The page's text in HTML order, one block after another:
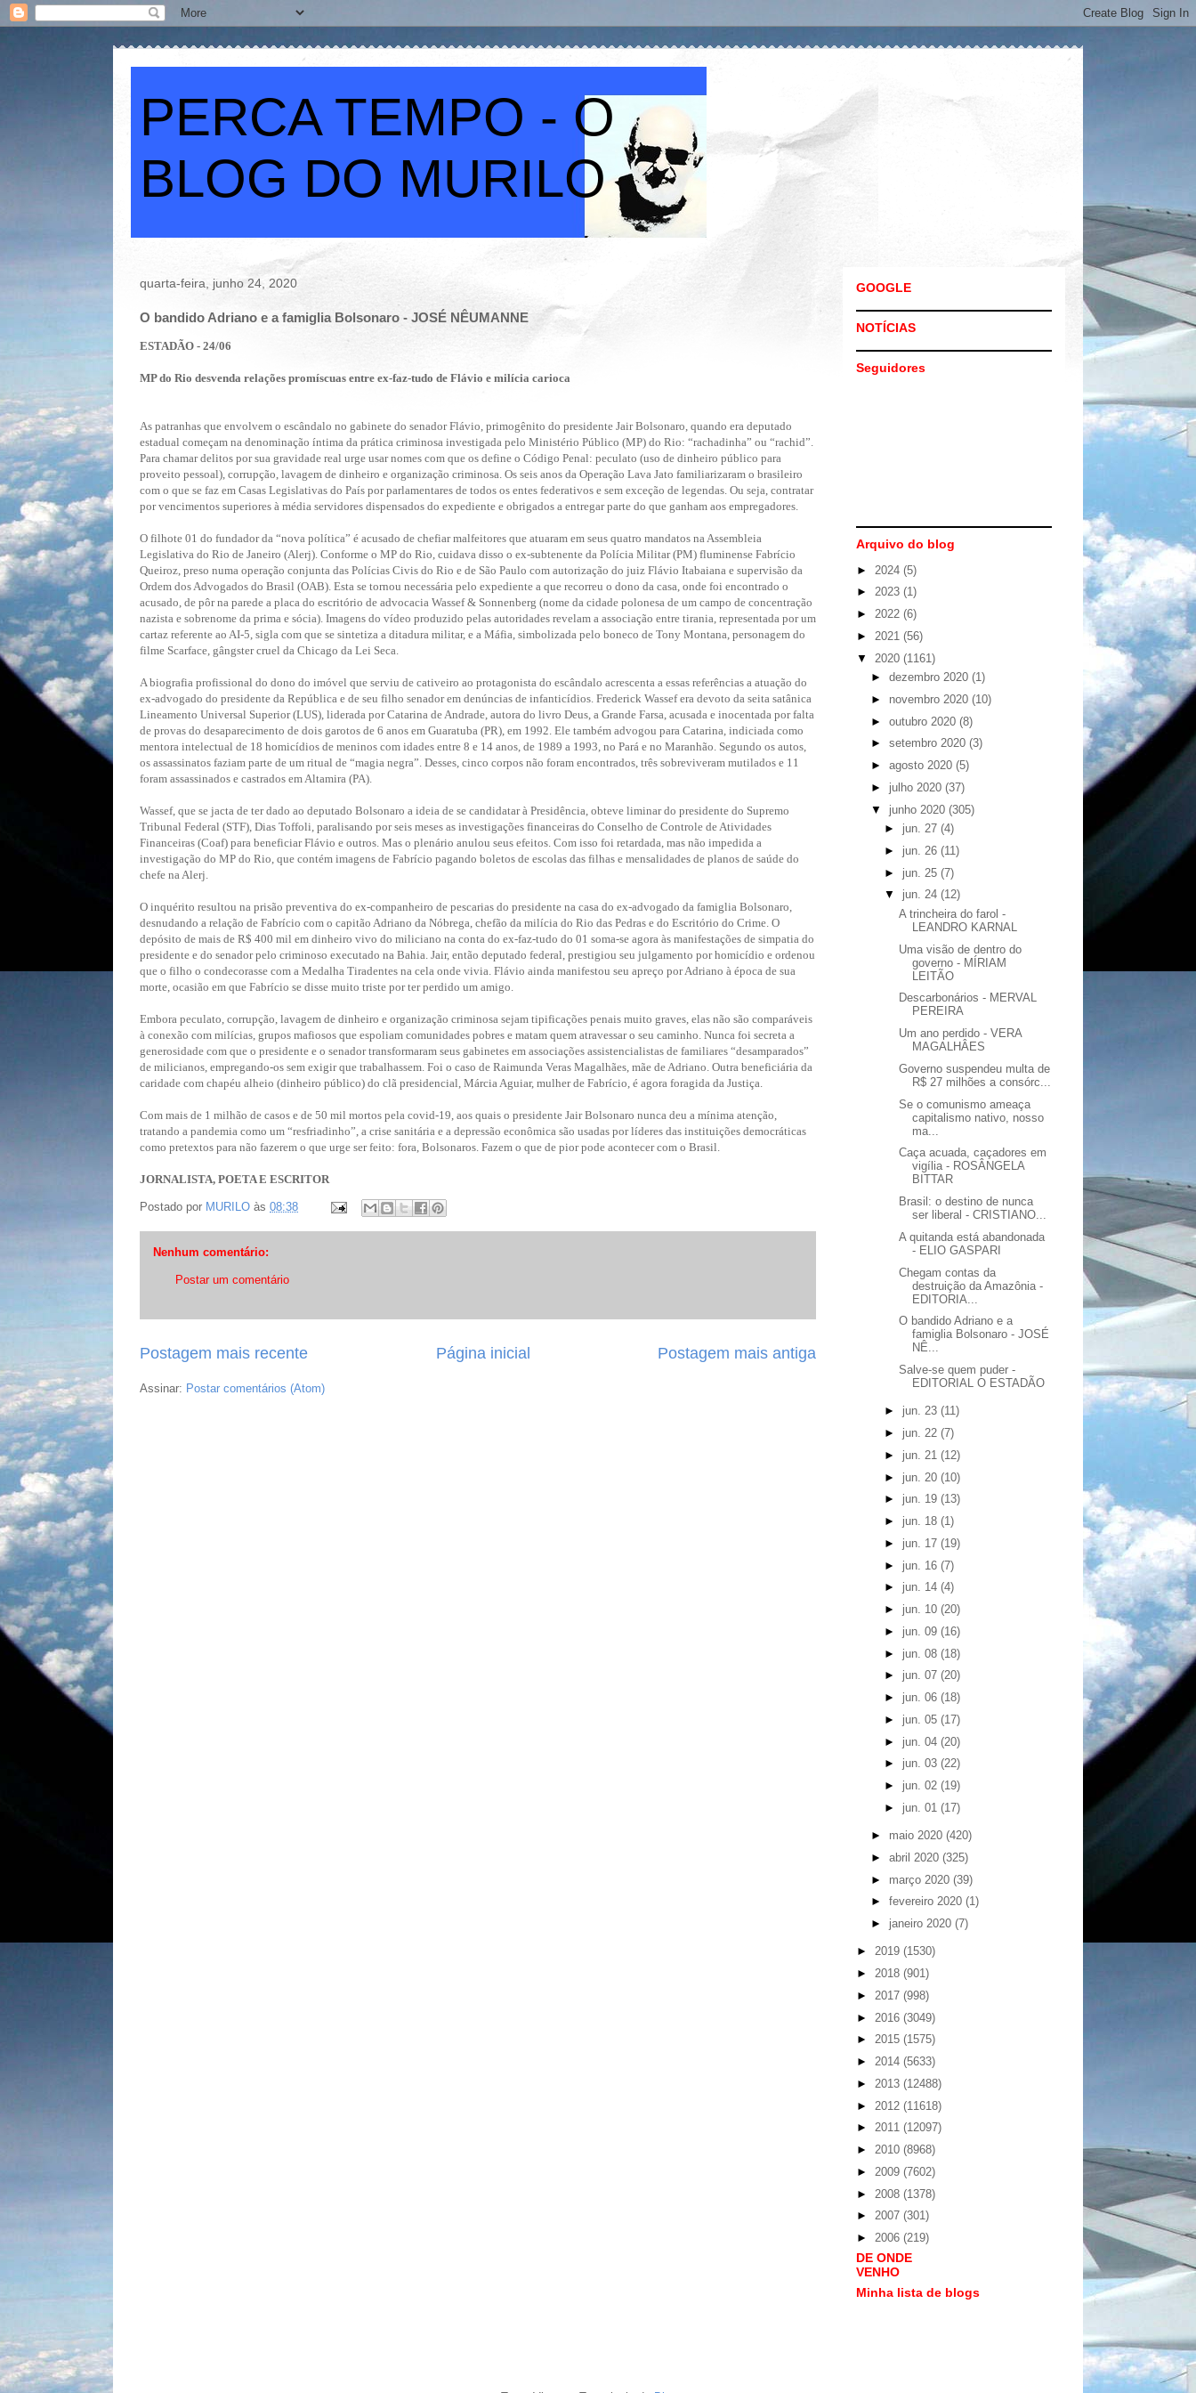
PERCA TEMPO - O
BLOG DO MURILO
quarta-feira, junho 24, 2020
O bandido Adriano e a famiglia Bolsonaro - JOSÉ NÊUMANNE
ESTADÃO - 24/06
MP do Rio desvenda relações promíscuas entre ex-faz-tudo de Flávio e milícia carioca
As patranhas que envolvem o escândalo no gabinete do senador Flávio, primogênito do presidente Jair Bolsonaro, quando era deputado
estadual começam na denominação íntima da prática criminosa investigada pelo Ministério Público (MP) do Rio: “rachadinha” ou “rachid”.
Para chamar delitos por sua gravidade real urge usar nomes com que os define o Código Penal: peculato (uso de dinheiro público para
proveito pessoal), corrupção, lavagem de dinheiro e organização criminosa. Os seis anos da Operação Lava Jato familiarizaram o brasileiro
com o que se faz em Casas Legislativas do País por parlamentares de todos os entes federativos e sem exceção de legendas. Ou seja, contratar
por vencimentos superiores à média servidores dispensados do expediente e obrigados a entregar parte do que ganham aos empregadores.
O filhote 01 do fundador da “nova política” é acusado de chefiar malfeitores que atuaram em seus quatro mandatos na Assembleia
Legislativa do Rio de Janeiro (Alerj). Conforme o MP do Rio, cuidava disso o ex-subtenente da Polícia Militar (PM) fluminense Fabrício
Queiroz, preso numa operação conjunta das Polícias Civis do Rio e de São Paulo com autorização do juiz Flávio Itabaiana e supervisão da
Ordem dos Advogados do Brasil (OAB). Esta se tornou necessária pelo expediente a que recorreu o dono da casa, onde foi encontrado o
acusado, de pôr na parede a placa do escritório de advocacia Wassef & Sonnenberg (nome da cidade polonesa de um campo de concentração
nazista e sobrenome da prima e sócia). Imagens do vídeo produzido pelas autoridades revelam a associação entre tirania, representada por um
cartaz referente ao AI-5, sigla com que se sintetiza a ditadura militar, e a Máfia, simbolizada pelo boneco de Tony Montana, personagem do
filme Scarface, gângster cruel da Chicago da Lei Seca.
A biografia profissional do dono do imóvel que serviu de cativeiro ao protagonista do escândalo acrescenta a essas referências a atuação do
ex-advogado do presidente da República e de seu filho senador em denúncias de infanticídios. Frederick Wassef era devoto da seita satânica
Lineamento Universal Superior (LUS), liderada por Catarina de Andrade, autora do livro Deus, a Grande Farsa, acusada e inocentada por falta
de provas do desaparecimento de dois garotos de 6 anos em Guaratuba (PR), em 1992. Ele também advogou para Catarina, indiciada como
mentora intelectual de 18 homicídios de meninos com idades entre 8 e 14 anos, de 1989 a 1993, no Pará e no Maranhão. Segundo os autos,
os assassinatos faziam parte de um ritual de “magia negra”. Desses, cinco corpos não foram encontrados, três sobreviveram mutilados e 11
foram assassinados e castrados em Altamira (PA).
Wassef, que se jacta de ter dado ao deputado Bolsonaro a ideia de se candidatar à Presidência, obteve liminar do presidente do Supremo
Tribunal Federal (STF), Dias Toffoli, paralisando por seis meses as investigações financeiras do Conselho de Controle de Atividades
Financeiras (Coaf) para beneficiar Flávio e outros. Mas o plenário anulou seus efeitos. Com isso foi retardada, mas não impedida a
investigação do MP do Rio, que contém imagens de Fabrício pagando boletos de escolas das filhas e mensalidades de planos de saúde do
chefe na Alerj.
O inquérito resultou na prisão preventiva do ex-companheiro de pescarias do presidente na casa do ex-advogado da famiglia Bolsonaro,
desnudando a relação de Fabrício com o capitão Adriano da Nóbrega, chefão da milícia do Rio das Pedras e do Escritório do Crime. O
depósito de mais de R$ 400 mil em dinheiro vivo do miliciano na conta do ex-faz-tudo do 01 soma-se agora às manifestações de simpatia do
presidente e do senador pelo criminoso executado na Bahia. Jair, então deputado federal, prestigiou seu julgamento por homicídio e ordenou
que o filho o condecorasse com a Medalha Tiradentes na cela onde vivia. Flávio ainda manifestou seu apreço por Adriano à época de sua
morte, ocasião em que Fabrício se disse muito triste por ter perdido um amigo.
Embora peculato, corrupção, lavagem de dinheiro e organização criminosa sejam tipificações penais muito graves, elas não são comparáveis
à conexão com milícias, grupos mafiosos que espoliam comunidades pobres e matam quem atravessar o seu caminho. Nunca foi secreta a
generosidade com que o presidente e o senador transformaram seus gabinetes em associações assistencialistas de familiares “desamparados”
de milicianos, empregando-os sem exigir que trabalhassem. Foi o caso de Raimunda Veras Magalhães, mãe de Adriano. Outra beneficiária da
caridade com chapéu alheio (dinheiro público) do clã presidencial, Márcia Aguiar, mulher de Fabrício, é agora foragida da Justiça.
Com mais de 1 milhão de casos e de 50 mil mortos pela covid-19, aos quais o presidente Jair Bolsonaro nunca deu a mínima atenção,
tratando a pandemia como um “resfriadinho”, a crise sanitária e a depressão econômica são usadas por líderes das instituições democráticas
como pretextos para não fazerem o que urge ser feito: fora, Bolsonaros. Fazem o que de pior pode acontecer com o Brasil.
JORNALISTA, POETA E ESCRITOR
Postado por MURILO às 08:38
Nenhum comentário:
Postar um comentário
Postagem mais recente Postagem mais antiga
Página inicial
Assinar: Postar comentários (Atom)
GOOGLE
NOTÍCIAS
Seguidores
Arquivo do blog
► 2024 (5)
► 2023 (1)
► 2022 (6)
► 2021 (56)
▼ 2020 (1161)
► dezembro 2020 (1)
► novembro 2020 (10)
► outubro 2020 (8)
► setembro 2020 (3)
► agosto 2020 (5)
► julho 2020 (37)
▼ junho 2020 (305)
► jun. 27(4)
► jun. 26(11)
► jun. 25(7)
▼ jun. 24(12)
A trincheira do farol -
LEANDRO KARNAL
Uma visão de dentro do
governo - MÍRIAM
LEITÃO
Descarbonários - MERVAL
PEREIRA
Um ano perdido - VERA
MAGALHÂES
Governo suspendeu multa de
R$ 27 milhões a consórc...
Se o comunismo ameaça
capitalismo nativo, nosso
ma...
Caça acuada, caçadores em
vigília - ROSÂNGELA
BITTAR
Brasil: o destino de nunca
ser liberal - CRISTIANO...
A quitanda está abandonada
- ELIO GASPARI
Chegam contas da
destruição da Amazônia -
EDITORIA...
O bandido Adriano e a
famiglia Bolsonaro - JOSÉ
NÊ...
Salve-se quem puder -
EDITORIAL O ESTADÃO
► jun. 23(11)
► jun. 22(7)
► jun. 21(12)
► jun. 20(10)
► jun. 19(13)
► jun. 18(1)
► jun. 17(19)
► jun. 16(7)
► jun. 14(4)
► jun. 10(20)
► jun. 09(16)
► jun. 08(18)
► jun. 07(20)
► jun. 06(18)
► jun. 05(17)
► jun. 04(20)
► jun. 03(22)
► jun. 02(19)
► jun. 01(17)
► maio 2020 (420)
► abril 2020 (325)
► março 2020 (39)
► fevereiro 2020 (1)
► janeiro 2020 (7)
► 2019 (1530)
► 2018 (901)
► 2017 (998)
► 2016 (3049)
► 2015 (1575)
► 2014 (5633)
► 2013 (12488)
► 2012 (11618)
► 2011 (12097)
► 2010 (8968)
► 2009 (7602)
► 2008 (1378)
► 2007 (301)
► 2006 (219)
DE ONDE
VENHO
Minha lista de blogs